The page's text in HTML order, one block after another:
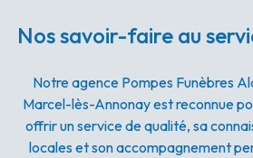
Nos savoir-faire au
Notre agence Pompes Funèbres
Marcel-lès-Annonay est reconnue
offrir un service de qualité, sa
locales et son accompagnement